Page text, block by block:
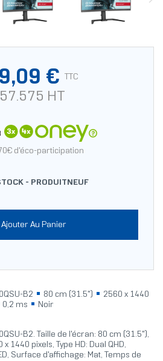
€ TTC
HT
d'éco-participation
- PRODUITNEUF
Ajouter Au Panier
B2 80 cm (31.5")
2560 x 1440
0,2 ms Noir
B2. Taille de l'écran: 80 cm (31.5"),
1440 pixels, Type HD: Dual QHD,
Surface d'affichage: Mat, Temps de